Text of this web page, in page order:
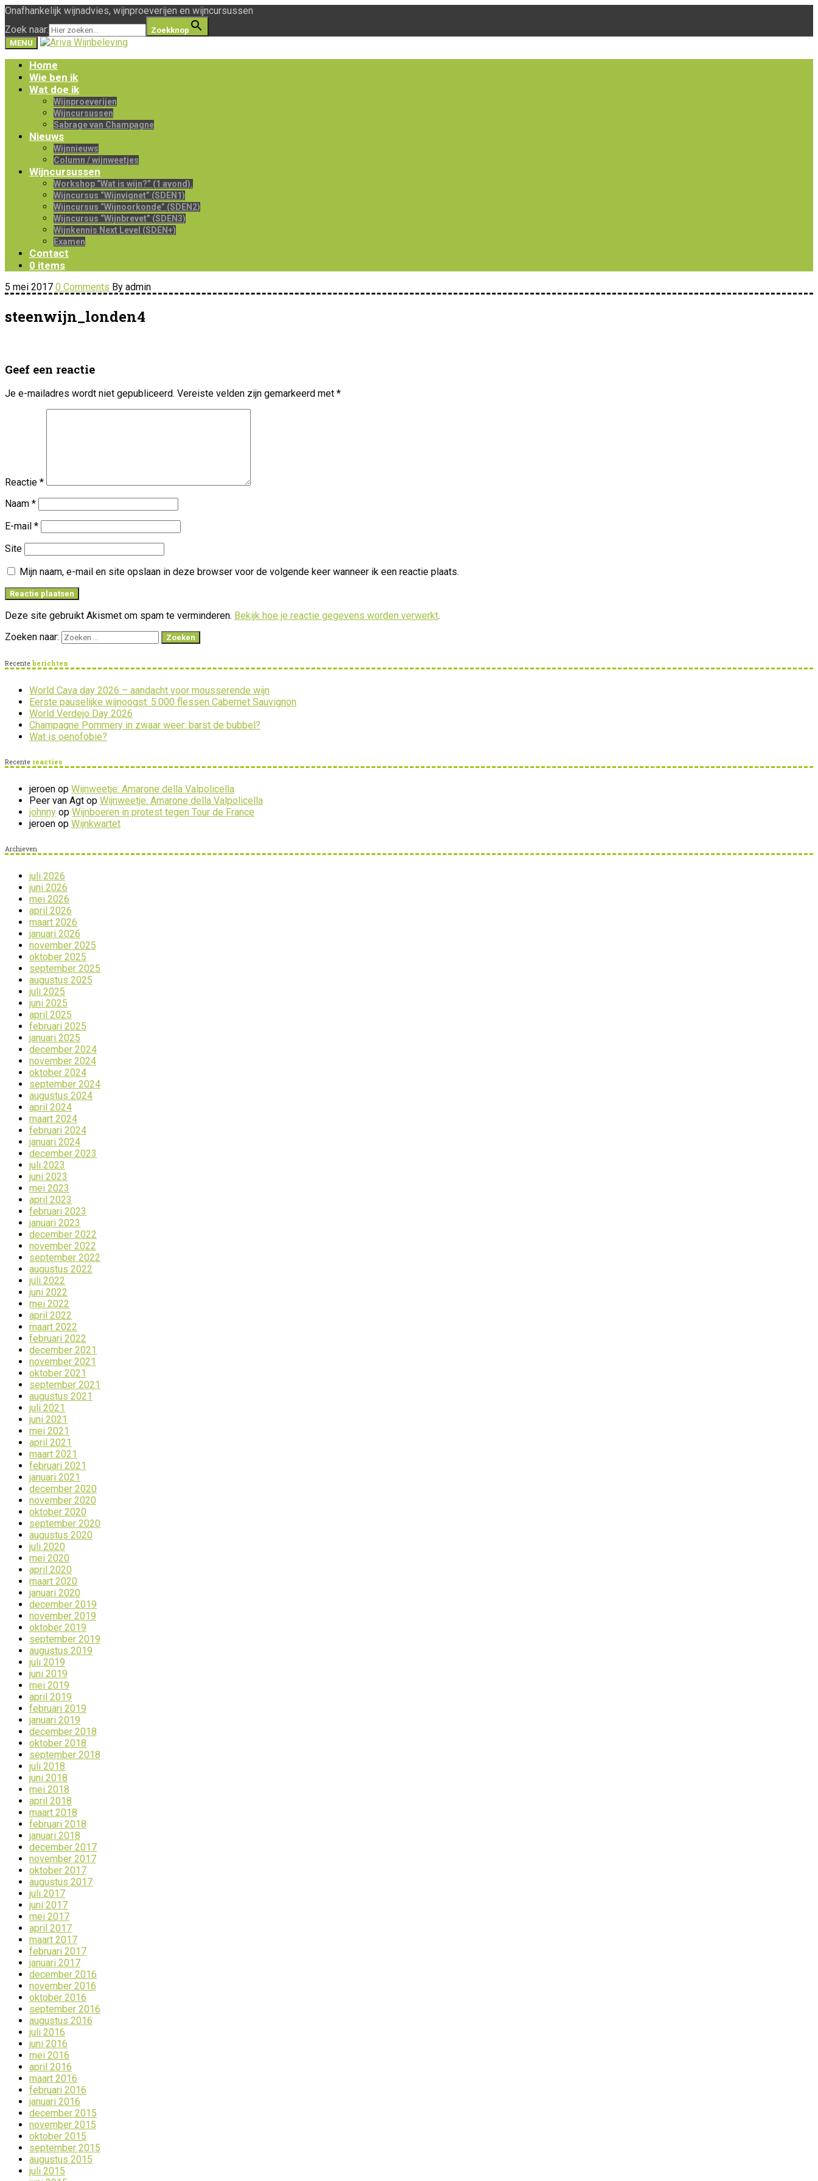
Onafhankelijk wijnadvies, wijnproeverijen en wijncursussen
Zoek naar:
Zoekknop
MENU
Home
Wie ben ik
Wat doe ik
Wijnproeverijen
Wijncursussen
Sabrage van Champagne
Nieuws
Wijnnieuws
Column / wijnweetjes
Wijncursussen
Workshop “Wat is wijn?” (1 avond).
Wijncursus “Wijnvignet” (SDEN1)
Wijncursus “Wijnoorkonde” (SDEN2)
Wijncursus “Wijnbrevet” (SDEN3)
Wijnkennis Next Level (SDEN+)
Examen
Contact
0 items
5 mei 2017 0 Comments By admin
steenwijn_londen4
Geef een reactie
Je e-mailadres wordt niet gepubliceerd. Vereiste velden zijn gemarkeerd met *
Reactie *
Naam *
E-mail *
Site
Mijn naam, e-mail en site opslaan in deze browser voor de volgende keer wanneer ik een reactie plaats.
Deze site gebruikt Akismet om spam te verminderen. Bekijk hoe je reactie gegevens worden verwerkt.
Zoeken naar:
Recente berichten
World Cava day 2026 – aandacht voor mousserende wijn
Eerste pauselijke wijnoogst: 5.000 flessen Cabernet Sauvignon
World Verdejo Day 2026
Champagne Pommery in zwaar weer: barst de bubbel?
Wat is oenofobie?
Recente reacties
jeroen op Wijnweetje: Amarone della Valpolicella
Peer van Agt op Wijnweetje: Amarone della Valpolicella
johnny op Wijnboeren in protest tegen Tour de France
jeroen op Wijnkwartet
Archieven
juli 2026
juni 2026
mei 2026
april 2026
maart 2026
januari 2026
november 2025
oktober 2025
september 2025
augustus 2025
juli 2025
juni 2025
april 2025
februari 2025
januari 2025
december 2024
november 2024
oktober 2024
september 2024
augustus 2024
april 2024
maart 2024
februari 2024
januari 2024
december 2023
juli 2023
juni 2023
mei 2023
april 2023
februari 2023
januari 2023
december 2022
november 2022
september 2022
augustus 2022
juli 2022
juni 2022
mei 2022
april 2022
maart 2022
februari 2022
december 2021
november 2021
oktober 2021
september 2021
augustus 2021
juli 2021
juni 2021
mei 2021
april 2021
maart 2021
februari 2021
januari 2021
december 2020
november 2020
oktober 2020
september 2020
augustus 2020
juli 2020
mei 2020
april 2020
maart 2020
januari 2020
december 2019
november 2019
oktober 2019
september 2019
augustus 2019
juli 2019
juni 2019
mei 2019
april 2019
februari 2019
januari 2019
december 2018
oktober 2018
september 2018
juli 2018
juni 2018
mei 2018
april 2018
maart 2018
februari 2018
januari 2018
december 2017
november 2017
oktober 2017
augustus 2017
juli 2017
juni 2017
mei 2017
april 2017
maart 2017
februari 2017
januari 2017
december 2016
november 2016
oktober 2016
september 2016
augustus 2016
juli 2016
juni 2016
mei 2016
april 2016
maart 2016
februari 2016
januari 2016
december 2015
november 2015
oktober 2015
september 2015
augustus 2015
juli 2015